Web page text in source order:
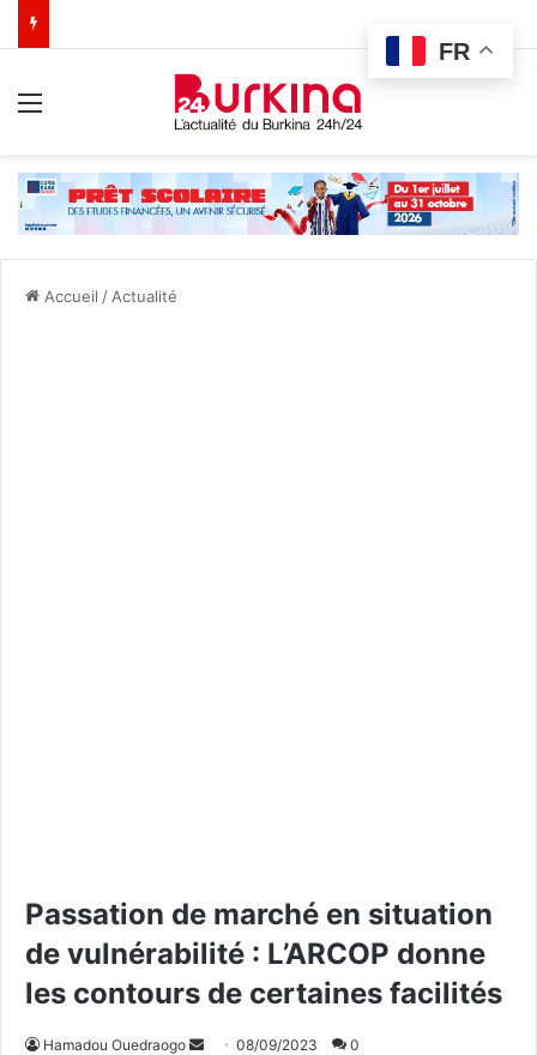
Accueil / Actualité
Passation de marché en situation
de vulnérabilité : L’ARCOP donne
les contours de certaines facilités
Hamadou Ouedraogo 08/09/2023 0
FR